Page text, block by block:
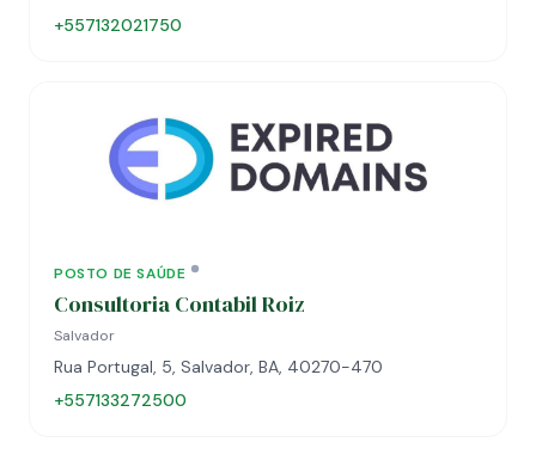
+557132021750
POSTO DE SAÚDE
Consultoria Contabil Roiz
Salvador
Rua Portugal, 5, Salvador, BA, 40270-470
+557133272500